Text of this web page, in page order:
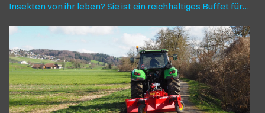
Insekten von ihr leben? Sie ist ein reichhaltiges Buffet für
Käfer. Es lohnt sich ich, ihr im Garten einen Platz zu geben
und ihr diesen zu lassen, bis sie verblüht. In jeder
Lebensphase ist sie für die Insekten wichtig – die Margerite.
BERICHT EINES KOSTENLOSEN G(A)RTEN-COACHINGS AUF
DEM TANNBERG, geführt von Roger Eggenschwiler,
begleitet und dokumentiert von Marianne Steiner Blumen-